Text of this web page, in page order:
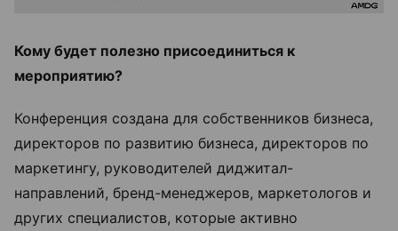
Кому будет полезно присоединиться к
мероприятию?
Конференция создана для собственников бизнеса,
директоров по развитию бизнеса, директоров по
маркетингу, руководителей диджитал-
направлений, бренд-менеджеров, маркетологов и
других специалистов, которые активно